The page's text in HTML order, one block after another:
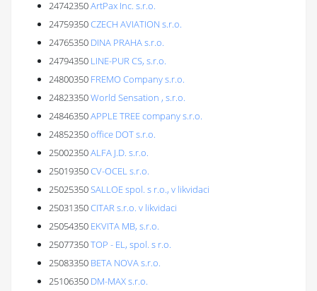
24742350ArtPax Inc. s.r.o.
24759350CZECH AVIATION s.r.o.
24765350 DINA PRAHA s.r.o.
24794350 LINE-PUR CS, s.r.o.
24800350 FREMO Company s.r.o.
24823350World Sensation , s.r.o.
24846350APPLE TREE company s.r.o.
24852350office DOT s.r.o.
25002350ALFA J.D. s.r.o.
25019350CV-OCEL s.r.o.
25025350SALLOE spol. s r.o., v likvidaci
25031350CITAR s.r.o. v likvidaci
25054350 EKVITA MB, s.r.o.
25077350TOP - EL, spol. s r.o.
25083350 BETA NOVA s.r.o.
25106350 DM-MAX s.r.o.